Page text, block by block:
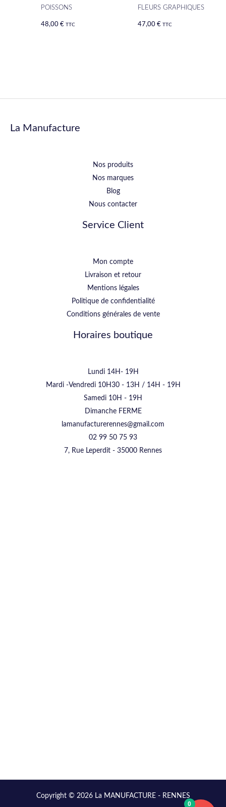
POISSONS
48,00€ TTC
FLEURS GRAPHIQUES
47,00€ TTC
La Manufacture
Nos produits
Nos marques
Blog
Nous contacter
Service Client
Mon compte
Livraison et retour
Mentions légales
Politique de confidentialité
Conditions générales de vente
Horaires boutique
Lundi 14H- 19H
Mardi -Vendredi 10H30 - 13H / 14H - 19H
Samedi 10H - 19H
Dimanche FERME
lamanufacturerennes@gmail.com
02 99 50 75 93
7, Rue Leperdit - 35000 Rennes
Copyright © 2026 La MANUFACTURE - RENNES
0